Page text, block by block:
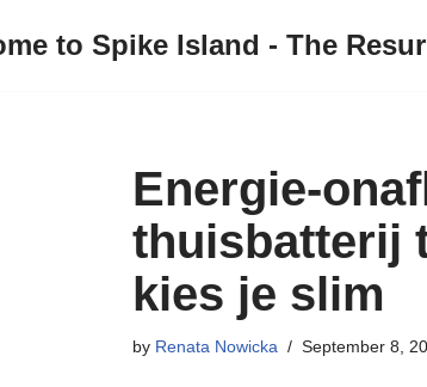
to Spike Island - The
Energie-
thuisbatterij
kies je slim
by Renata Nowicka September 8,